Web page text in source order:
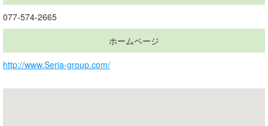
077-574-2665
ホームページ
http://www.Seria-group.com/